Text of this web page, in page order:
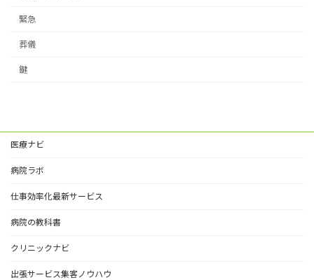
緊急
葬儀
鍵
医療ナビ
病院ラボ
仕事効率化最新サービス
病院の教科書
クリニックナビ
出張サービス集客ノウハウ